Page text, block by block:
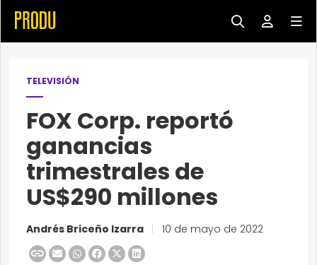
TELEVISIÓN
FOX Corp. reportó
ganancias
trimestrales de
US$290 millones
Andrés Briceño Izarra 10 de mayo de 2022